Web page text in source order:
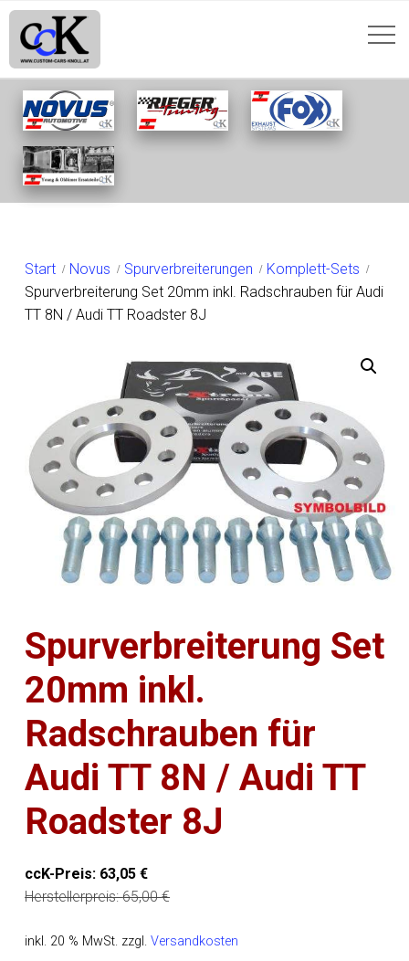
SHOP
Start Novus Spurverbreiterungen
Komplett-Sets
Spurverbreiterung Set 20mm inkl. Radschrauben für Audi
TT 8N / Audi TT Roadster 8J
Spurverbreiterung Set
20mm inkl.
Radschrauben für
Audi TT 8N / Audi TT
Roadster 8J
ccK-Preis: 63,05€
Herstellerpreis:65,00€
inkl. 20 % MwSt. zzgl.Versandkosten